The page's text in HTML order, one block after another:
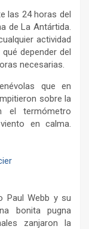
las 24 horas del
de La Antártida.
actividad
depender del
necesarias.
que en
sobre la
el termómetro
en calma.
Paul Webb y su
bonita pugna
zanjaron la